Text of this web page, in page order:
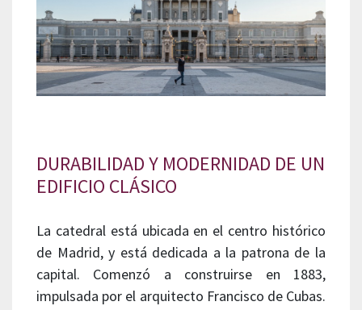
DURABILIDAD Y MODERNIDAD DE UN
EDIFICIO CLÁSICO
La catedral está ubicada en el centro histórico
de Madrid, y está dedicada a la patrona de la
capital. Comenzó a construirse en 1883,
impulsada por el arquitecto Francisco de Cubas.